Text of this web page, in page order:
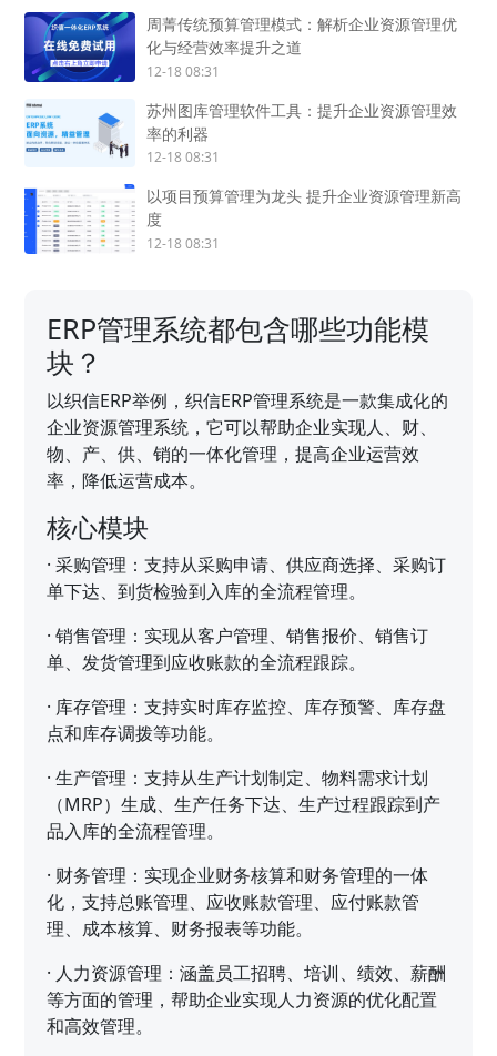
周菁传统预算管理模式：解析企业资源管理优
化与经营效率提升之道
12-18 08:31
苏州图库管理软件工具：提升企业资源管理效
率的利器
12-18 08:31
以项目预算管理为龙头 提升企业资源管理新高
度
12-18 08:31
ERP管理系统都包含哪些功能模
块？
以织信ERP举例，织信ERP管理系统是一款集成化的
企业资源管理系统，它可以帮助企业实现人、财、
物、产、供、销的一体化管理，提高企业运营效
率，降低运营成本。
核心模块
·采购管理：支持从采购申请、供应商选择、采购订
单下达、到货检验到入库的全流程管理。
·销售管理：实现从客户管理、销售报价、销售订
单、发货管理到应收账款的全流程跟踪。
· 库存管理：支持实时库存监控、库存预警、库存盘
点和库存调拨等功能。
·生产管理：支持从生产计划制定、物料需求计划
（MRP）生成、生产任务下达、生产过程跟踪到产
品入库的全流程管理。
· 财务管理：实现企业财务核算和财务管理的一体
化，支持总账管理、应收账款管理、应付账款管
理、成本核算、财务报表等功能。
· 人力资源管理：涵盖员工招聘、培训、绩效、薪酬
等方面的管理，帮助企业实现人力资源的优化配置
和高效管理。